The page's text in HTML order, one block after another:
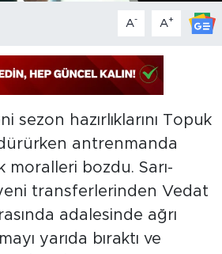
A- A+
sezon hazırlıklarını Topuk
antrenmanda
moralleri bozdu. Sarı-
transferlerinden Vedat
adalesinde ağrı
yarıda bıraktı ve